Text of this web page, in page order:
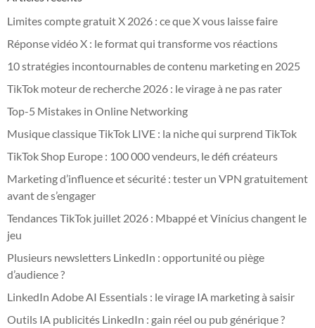
Limites compte gratuit X 2026 : ce que X vous laisse faire
Réponse vidéo X : le format qui transforme vos réactions
10 stratégies incontournables de contenu marketing en 2025
TikTok moteur de recherche 2026 : le virage à ne pas rater
Top-5 Mistakes in Online Networking
Musique classique TikTok LIVE : la niche qui surprend TikTok
TikTok Shop Europe : 100 000 vendeurs, le défi créateurs
Marketing d’influence et sécurité : tester un VPN gratuitement
avant de s’engager
Tendances TikTok juillet 2026 : Mbappé et Vinícius changent le
jeu
Plusieurs newsletters LinkedIn : opportunité ou piège
d’audience ?
LinkedIn Adobe AI Essentials : le virage IA marketing à saisir
Outils IA publicités LinkedIn : gain réel ou pub générique ?